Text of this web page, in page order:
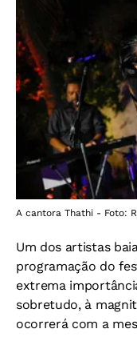
A cantora Thathi - Foto:
Um dos artistas
programação do
extrema
sobretudo, à
ocorrerá com a